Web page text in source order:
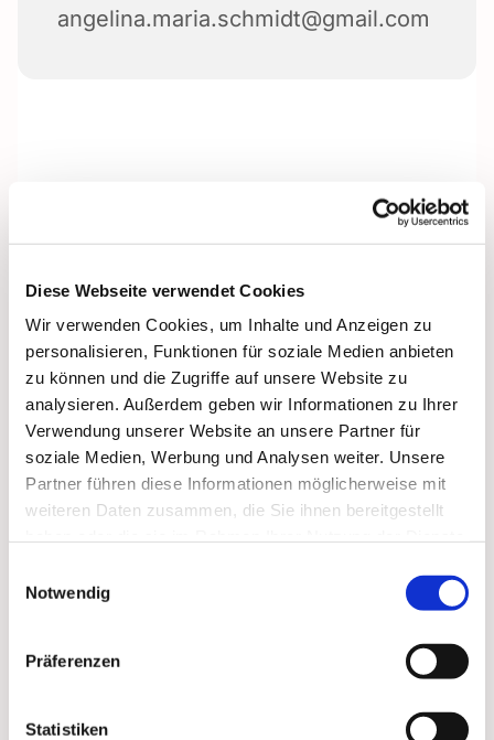
Diese Webseite verwendet Cookies
Wir verwenden Cookies, um Inhalte und Anzeigen zu
personalisieren, Funktionen für soziale Medien anbieten
zu können und die Zugriffe auf unsere Website zu
analysieren. Außerdem geben wir Informationen zu Ihrer
Verwendung unserer Website an unsere Partner für
soziale Medien, Werbung und Analysen weiter. Unsere
Partner führen diese Informationen möglicherweise mit
weiteren Daten zusammen, die Sie ihnen bereitgestellt
Notwendig
Präferenzen
Statistiken
angelina.maria.schmidt@gmail.com